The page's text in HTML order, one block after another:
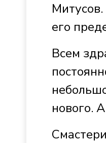
его
Всем
нового.